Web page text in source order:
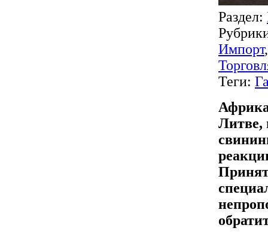
Раздел:
Импорт
Теги:
Литве,